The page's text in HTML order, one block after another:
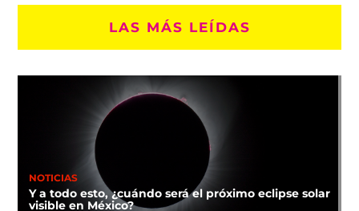
LAS MÁS LEÍDAS
NOTICIAS
Y a todo esto, ¿cuándo será el próximo eclipse solar
visible en México?